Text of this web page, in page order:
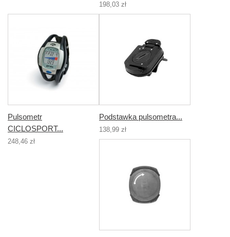
198,03 zł
Pulsometr
CICLOSPORT...
248,46 zł
Podstawka pulsometra...
138,99 zł